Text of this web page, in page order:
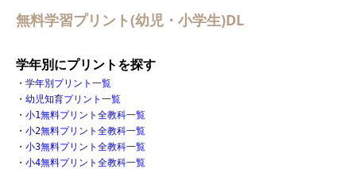
無料学習プリント(幼児・小学生)DL
学年別にプリントを探す
・ 学年別プリント一覧
・ 幼児知育プリント一覧
・ 小1無料プリント全教科一覧
・ 小2無料プリント全教科一覧
・ 小3無料プリント全教科一覧
・ 小4無料プリント全教科一覧